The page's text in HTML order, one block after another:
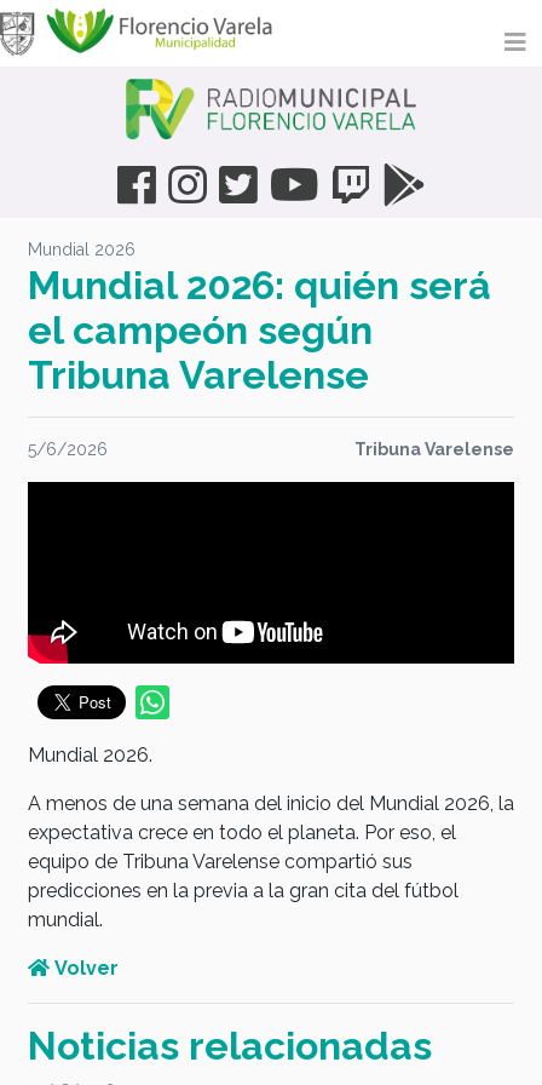
Mundial 2026
Mundial 2026: quién será
el campeón según
Tribuna Varelense
5/6/2026 Tribuna Varelense
Mundial 2026.
A menos de una semana del inicio del Mundial 2026, la
expectativa crece en todo el planeta. Por eso, el
equipo de Tribuna Varelense compartió sus
predicciones en la previa a la gran cita del fútbol
mundial.
Volver
Noticias relacionadas